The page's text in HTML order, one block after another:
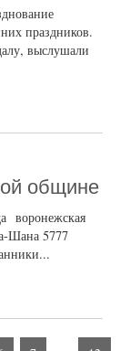
праздников.
выслушали
общине
воронежская
Шана 5777